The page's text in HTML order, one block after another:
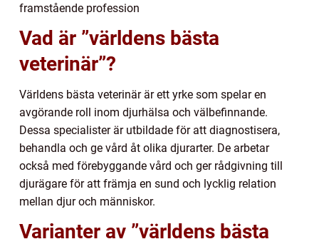
framstående profession
Vad är ”världens bästa
veterinär”?
Världens bästa veterinär är ett yrke som spelar en
avgörande roll inom djurhälsa och välbefinnande.
Dessa specialister är utbildade för att diagnostisera,
behandla och ge vård åt olika djurarter. De arbetar
också med förebyggande vård och ger rådgivning till
djurägare för att främja en sund och lycklig relation
mellan djur och människor.
Varianter av ”världens bästa